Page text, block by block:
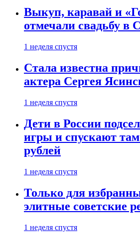
Выкуп, каравай и
отмечали свадьбу в
1 неделя спустя
Стала известна
актера Сергея
1 неделя спустя
Дети в России
игры и спускают
рублей
1 неделя спустя
Только для
элитные советские
1 неделя спустя